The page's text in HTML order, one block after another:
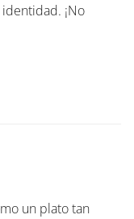
¡No
un plato tan